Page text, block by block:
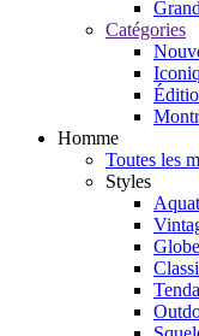
Catégories
Homme
Toutes les
Styles